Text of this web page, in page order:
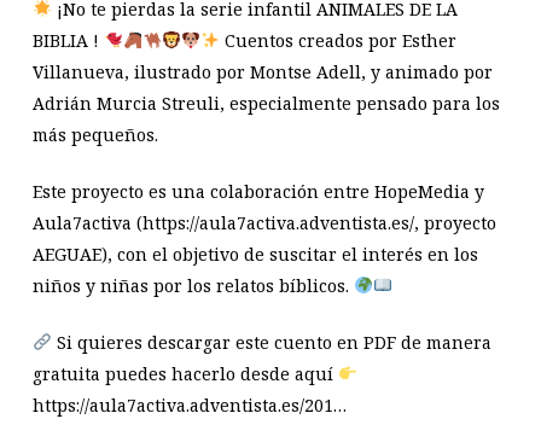
¡No te pierdas la serie infantil ANIMALES DE LA
BIBLIA !
Cuentos creados por Esther
Villanueva, ilustrado por Montse Adell, y animado por
Adrián Murcia Streuli, especialmente pensado para los
más pequeños.
Este proyecto es una colaboración entre HopeMedia y
Aula7activa (https://aula7activa.adventista.es/, proyecto
AEGUAE), con el objetivo de suscitar el interés en los
niños y niñas por los relatos bíblicos.
Si quieres descargar este cuento en PDF de manera
gratuita puedes hacerlo desde aquí
https://aula7activa.adventista.es/201…